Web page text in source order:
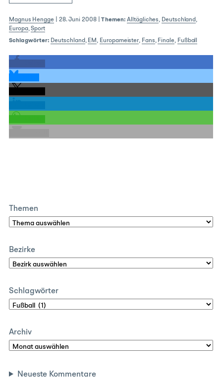
Magnus Hengge| 28. Juni 2008|Themen: Alltägliches, Deutschland,
Europa,Sport
Schlagwörter: Deutschland, EM, Europameister, Fans, Finale, Fußball
Themen
Bezirke
Schlagwörter
Archiv
Neueste Kommentare